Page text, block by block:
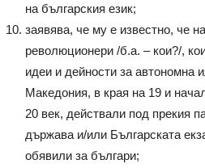
на българския език;
заявява, че му е известно, че
революционери /б.а. – кои?/,
идеи и дейности за автономна
Македония, в края на 19 и
20 век, действали под прекия
държава и/или Българската
обявили за българи;